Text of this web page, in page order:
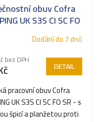
obuv Cofra
UK S3S CI SC FO
Dodání do 7 dnů
bez DPH
DETAIL
pracovní obuv Cofra
UK S3S CI SC FO SR - s
špicí a planžetou proti